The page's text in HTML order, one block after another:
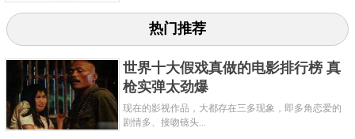
热门推荐
世界十大假戏真做的电影排行榜 真
枪实弹太劲爆
现在的影视作品，大都存在三多现象，即多角恋爱的
剧情多、接吻镜头...